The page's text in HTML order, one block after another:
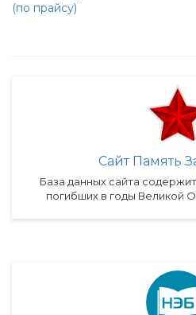
(по прайсу)
Сайт Память
База данных сайта
погибших в годы Великой